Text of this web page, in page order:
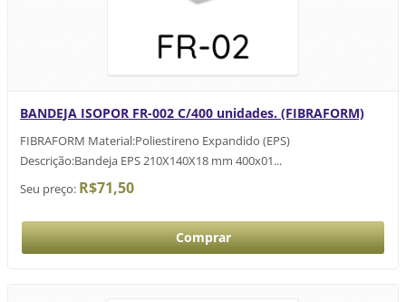
BANDEJA ISOPOR FR-002 C/400 unidades. (FIBRAFORM)
FIBRAFORM Material:Poliestireno Expandido (EPS)
Descrição:Bandeja EPS 210X140X18 mm 400x01...
Seu preço: R$71,50